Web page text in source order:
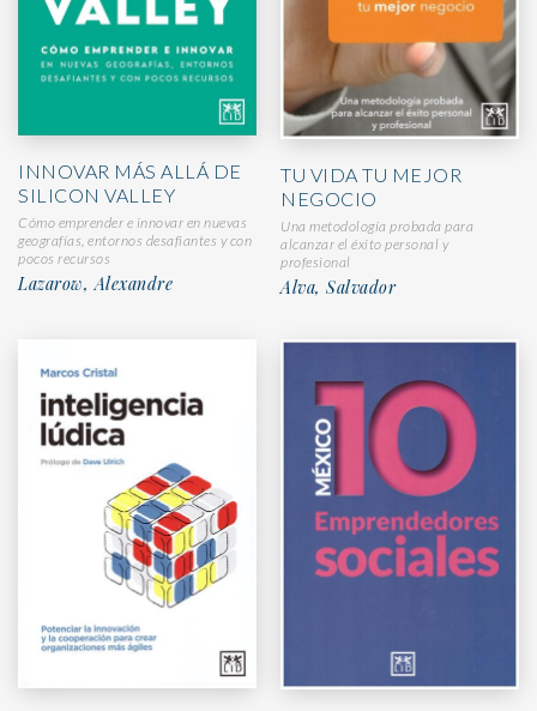
INNOVAR MÁS ALLÁ DE
SILICON VALLEY
Cómo emprender e innovar en nuevas
geografías, entornos desafiantes y con
pocos recursos
Lazarow, Alexandre
TU VIDA TU MEJOR
NEGOCIO
Una metodología probada para
alcanzar el éxito personal y
profesional
Alva, Salvador